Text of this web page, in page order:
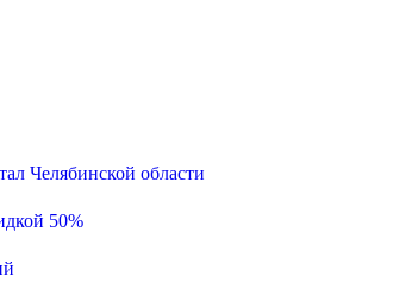
Челябинской области
50%